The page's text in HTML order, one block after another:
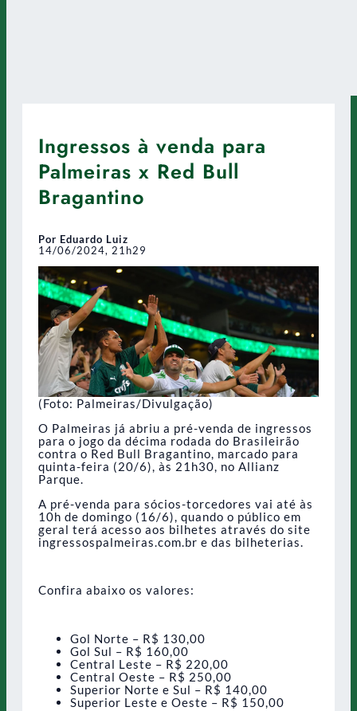
Ingressos à venda para
Palmeiras x Red Bull
Bragantino
Por Eduardo Luiz
14/06/2024, 21h29
(Foto: Palmeiras/Divulgação)
O Palmeiras já abriu a pré-venda de ingressos
para o jogo da décima rodada do Brasileirão
contra o Red Bull Bragantino, marcado para
quinta-feira (20/6), às 21h30, no Allianz
Parque.
A pré-venda para sócios-torcedores vai até às
10h de domingo (16/6), quando o público em
geral terá acesso aos bilhetes através do site
ingressospalmeiras.com.br e das bilheterias.
Confira abaixo os valores:
Gol Norte – R$ 130,00
Gol Sul – R$ 160,00
Central Leste – R$ 220,00
Central Oeste – R$ 250,00
Superior Norte e Sul – R$ 140,00
Superior Leste e Oeste – R$ 150,00